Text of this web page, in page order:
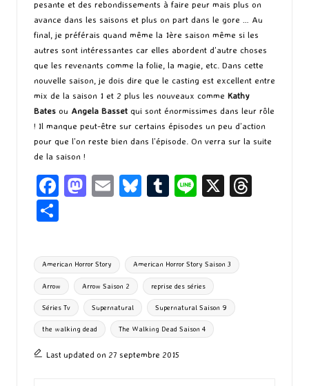
pesante et des rebondissements à faire peur mais plus on
avance dans les saisons et plus on part dans le gore … Au
final, je préférais quand même la 1ère saison même si les
autres sont intéressantes car elles abordent d’autre choses
que les revenants comme la folie, la magie, etc. Dans cette
nouvelle saison, je dois dire que le casting est excellent entre
mix de la saison 1 et 2 plus les nouveaux comme Kathy
Bates ou Angela Basset qui sont énormissimes dans leur rôle
! Il manque peut-être sur certains épisodes un peu d’action
pour que l’on reste bien dans l’épisode. On verra sur la suite
de la saison !
Fa
o
o
k
M
d
o
n
E
l
Bl
ky
T
bl
r
Li X
ta
g
er
Tags:
American Horror Story American Horror Story Saison 3
Arrow Arrow Saison 2 reprise des séries
Séries Tv Supernatural Supernatural Saison 9
the walking dead The Walking Dead Saison 4
Last updated on 27 septembre 2015